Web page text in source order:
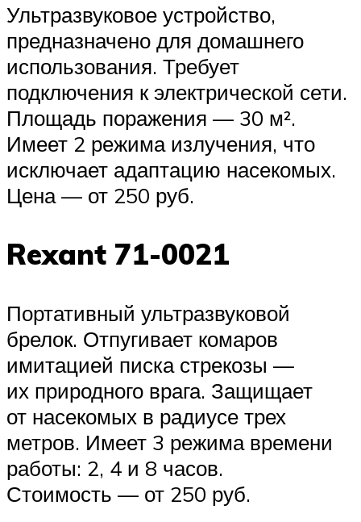
Ультразвуковое устройство,
предназначено для домашнего
использования. Требует
подключения к электрической сети.
Площадь поражения — 30 м².
Имеет 2 режима излучения, что
исключает адаптацию насекомых.
Цена — от 250 руб.
Rexant 71-0021
Портативный ультразвуковой
брелок. Отпугивает комаров
имитацией писка стрекозы —
их природного врага. Защищает
от насекомых в радиусе трех
метров. Имеет 3 режима времени
работы: 2, 4 и 8 часов.
Стоимость — от 250 руб.